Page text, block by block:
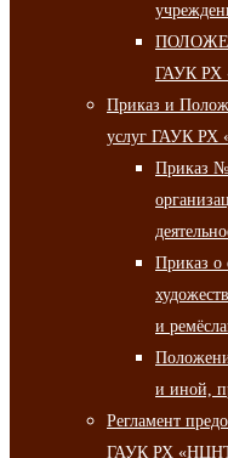
ГАУК РХ
Приказ и
услуг ГАУК
Приказ
Приказ о
и
и иной,
Регламент
ГАУК РХ